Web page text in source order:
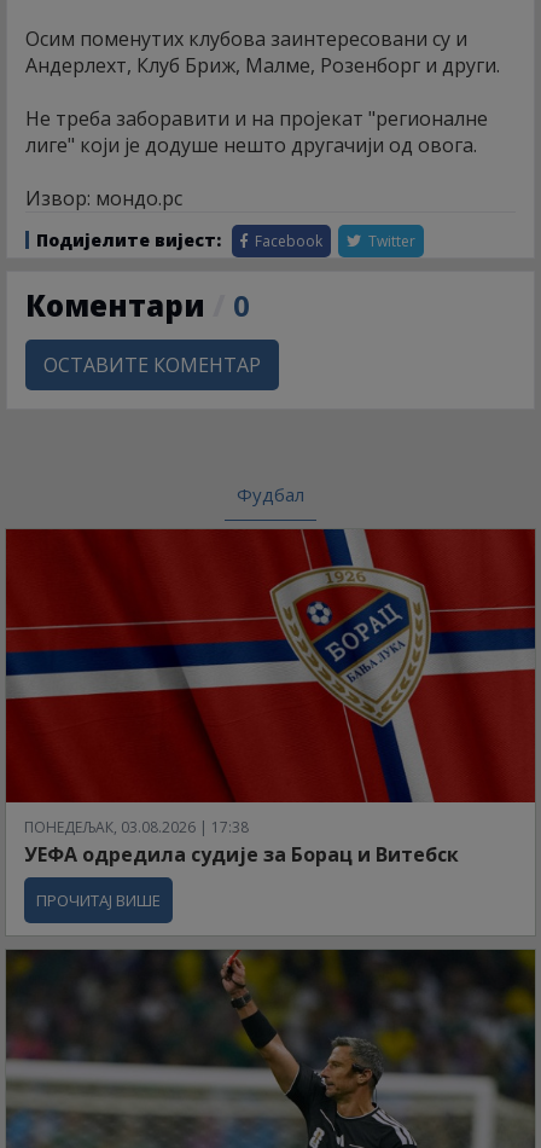
Осим поменутих клубова заинтересовани су и
Андерлехт, Клуб Бриж, Малме, Розенборг и други.
Не треба заборавити и на пројекат "регионалне
лиге" који је додуше нешто другачији од овога.
Извор: мондо.рс
Подијелите вијест: Facebook Twitter
Коментари 0
ОСТАВИТЕ КОМЕНТАР
Фудбал
ПОНЕДЕЉАК, 03.08.2026 | 17:38
УЕФА одредила судије за Борац и Витебск
ПРОЧИТАЈ ВИШЕ